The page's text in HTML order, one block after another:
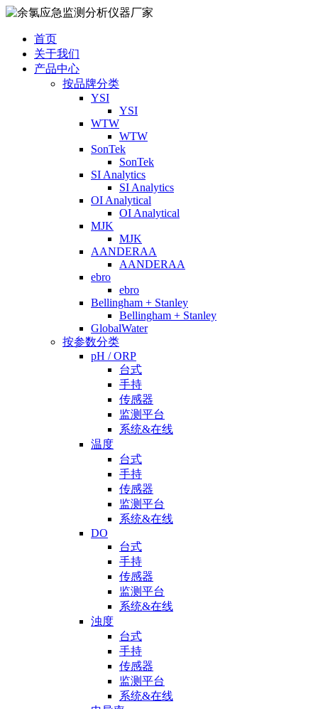
首页
关于我们
产品中心
按品牌分类
YSI
YSI
WTW
WTW
SonTek
SonTek
SI Analytics
SI Analytics
OI Analytical
OI Analytical
MJK
MJK
AANDERAA
AANDERAA
ebro
ebro
Bellingham + Stanley
Bellingham + Stanley
GlobalWater
按参数分类
pH / ORP
台式
手持
传感器
监测平台
系统&在线
温度
台式
手持
传感器
监测平台
系统&在线
DO
台式
手持
传感器
监测平台
系统&在线
浊度
台式
手持
传感器
监测平台
系统&在线